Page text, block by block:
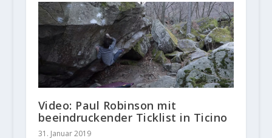
Video: Paul Robinson mit
beeindruckender Ticklist in Ticino
31. Januar 2019